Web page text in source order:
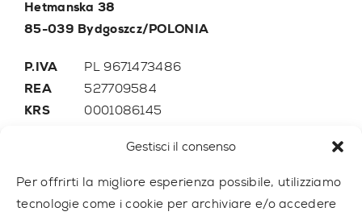
Gestisci il consenso
Per offrirti la migliore esperienza possibile, utilizziamo
tecnologie come i cookie per archiviare e/o accedere
Hetmanska 38
85-039 Bydgoszcz/POLONIA
P.IVA
PL 9671473486
REA
527709584
KRS
0001086145
+48 507 776 788
E-mail
trainer@outdoor-gym.com